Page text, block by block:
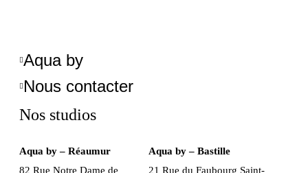
Aqua by
Nous contacter
Nos studios
Aqua by – Réaumur
82 Rue Notre Dame de
Aqua by – Bastille
21 Rue du Faubourg Saint-